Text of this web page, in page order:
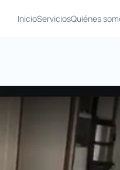
InicioServiciosQuiénes